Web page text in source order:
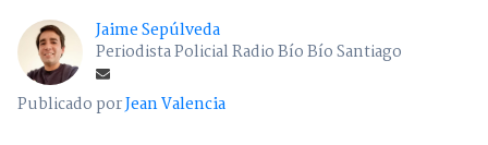
Jaime Sepúlveda
Periodista Policial Radio Bío Bío Santiago
Publicado porJean Valencia